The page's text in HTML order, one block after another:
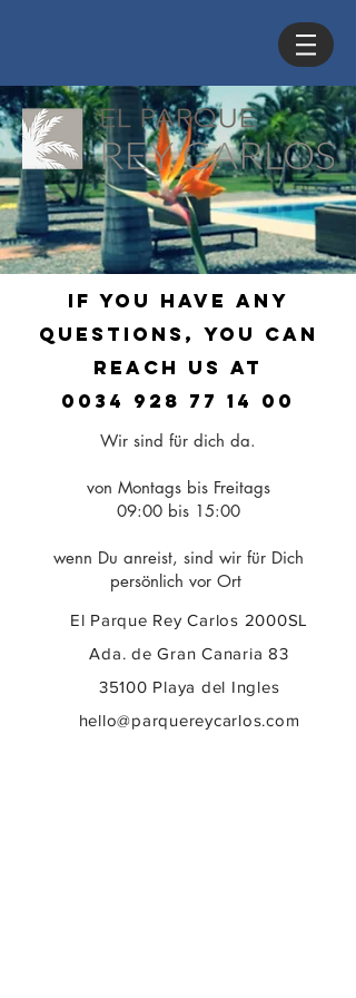
If you have any
questions, you can
reach us at
0034 928 77 14 00
Wir sind für dich da.
von Montags bis Freitags
09:00 bis 15:00
wenn Du anreist, sind wir für Dich
persönlich vor Ort
El Parque Rey Carlos 2000SL
Ada. de Gran Canaria 83
35100 Playa del Ingles
hello@parquereycarlos.com